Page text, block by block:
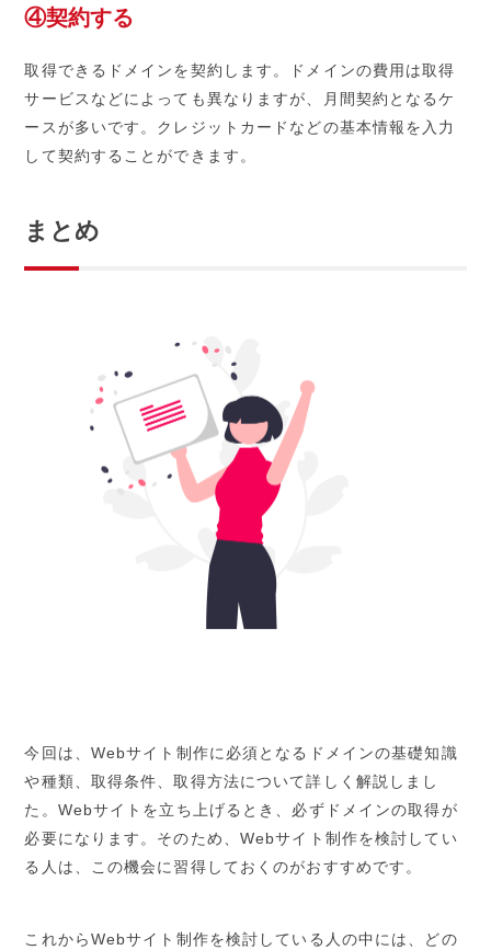
④契約する
取得できるドメインを契約します。ドメインの費用は取得
サービスなどによっても異なりますが、月間契約となるケ
ースが多いです。クレジットカードなどの基本情報を入力
して契約することができます。
まとめ
今回は、Webサイト制作に必須となるドメインの基礎知識
や種類、取得条件、取得方法について詳しく解説しまし
た。Webサイトを立ち上げるとき、必ずドメインの取得が
必要になります。そのため、Webサイト制作を検討してい
る人は、この機会に習得しておくのがおすすめです。
これからWebサイト制作を検討している人の中には、どの